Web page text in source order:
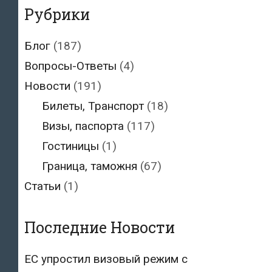
Рубрики
Блог (187)
Вопросы-Ответы (4)
Новости (191)
Билеты, Транспорт(18)
Визы, паспорта (117)
Гостиницы (1)
Граница, таможня (67)
Статьи (1)
Последние Новости
ЕС упростил визовый режим с